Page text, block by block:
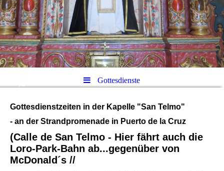
Gottesdienste
Gottesdienstzeiten in der Kapelle "San Telmo"
- an der Strandpromenade in Puerto de la Cruz
(Calle de San Telmo - Hier fährt auch die
Loro-Park-Bahn ab...gegenüber von
McDonald´s //